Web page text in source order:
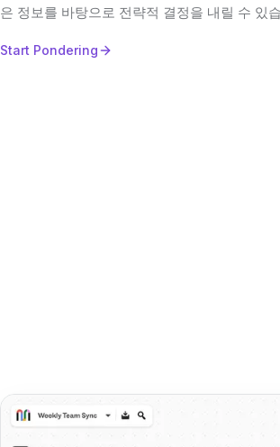
은 정보를 바탕으로 전략적 결정을 내릴 수 있
Start Pondering